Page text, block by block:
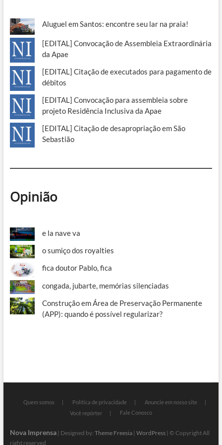
Aluguel em Santos: encontre seu lar na praia!
[EDITAL] Convocação de Assembleia Extraordinária
da Apae
[EDITAL] Citação de executados para pagamento de
débitos
[EDITAL] Convocação para assembleia sobre
projeto Residência Inclusiva da Apae
[EDITAL] Citação de desapropriação em São
Sebastião
Opinião
e la nave va
o sumiço dos royalties
fica doutor Pablo, fica
congada, jubarte, memórias silenciadas
Construção em Área de Preservação Permanente
(APP): quando é possível regularizar?
Quem somos Política de privacidade
Anuncie em nosso site
Você repórter
Fale Conosco
Nova Imprensa| Designed by: Theme Freesia| WordPress| © Copyright All
right reserved